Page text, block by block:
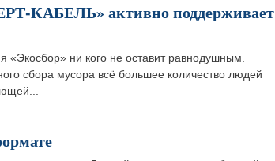
КАБЕЛЬ» активно поддерживает
«Экосбор» ни кого не оставит равнодушным.
сбора мусора всё большее количество людей